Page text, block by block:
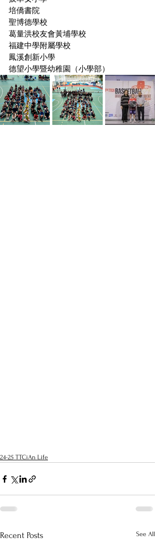
培僑書院
聖博德學校
葛量洪校友會黃埔學校
福建中學附屬學校
鳳溪創新小學
德望小學暨幼稚園（小學部）
24-25 TTCiAn Life
Recent Posts See All